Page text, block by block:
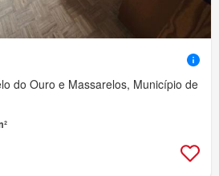
do Ouro e Massarelos, Município de